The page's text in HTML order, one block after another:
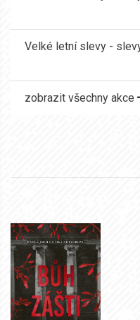
Velké letní slevy -
zobrazit všechny akce